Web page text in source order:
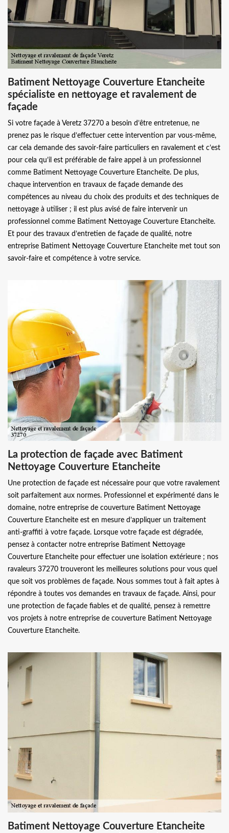
Batiment Nettoyage Couverture Etancheite
spécialiste en nettoyage et ravalement de
façade
Si votre façade à Veretz 37270 a besoin d’être entretenue, ne
prenez pas le risque d’effectuer cette intervention par vous-même,
car cela demande des savoir-faire particuliers en ravalement et c’est
pour cela qu’il est préférable de faire appel à un professionnel
comme Batiment Nettoyage Couverture Etancheite. De plus,
chaque intervention en travaux de façade demande des
compétences au niveau du choix des produits et des techniques de
nettoyage à utiliser ; il est plus avisé de faire intervenir un
professionnel comme Batiment Nettoyage Couverture Etancheite.
Et pour des travaux d’entretien de façade de qualité, notre
entreprise Batiment Nettoyage Couverture Etancheite met tout son
savoir-faire et compétence à votre service.
La protection de façade avec Batiment
Nettoyage Couverture Etancheite
Une protection de façade est nécessaire pour que votre ravalement
soit parfaitement aux normes. Professionnel et expérimenté dans le
domaine, notre entreprise de couverture Batiment Nettoyage
Couverture Etancheite est en mesure d’appliquer un traitement
anti-graffiti à votre façade. Lorsque votre façade est dégradée,
pensez à contacter notre entreprise Batiment Nettoyage
Couverture Etancheite pour effectuer une isolation extérieure ; nos
ravaleurs 37270 trouveront les meilleures solutions pour vous quel
que soit vos problèmes de façade. Nous sommes tout à fait aptes à
répondre à toutes vos demandes en travaux de façade. Ainsi, pour
une protection de façade fiables et de qualité, pensez à remettre
vos projets à notre entreprise de couverture Batiment Nettoyage
Couverture Etancheite.
Batiment Nettoyage Couverture Etancheite